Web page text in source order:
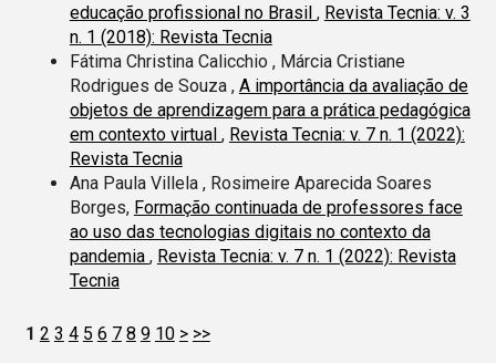
educação profissional no Brasil , Revista Tecnia: v. 3
n. 1 (2018): Revista Tecnia
Fátima Christina Calicchio , Márcia Cristiane
Rodrigues de Souza , A importância da avaliação de
objetos de aprendizagem para a prática pedagógica
em contexto virtual , Revista Tecnia: v. 7 n. 1 (2022):
Revista Tecnia
Ana Paula Villela , Rosimeire Aparecida Soares
Borges, Formação continuada de professores face
ao uso das tecnologias digitais no contexto da
pandemia , Revista Tecnia: v. 7 n. 1 (2022): Revista
Tecnia
1 2 3 4 5 6 7 8 9 10 > >>